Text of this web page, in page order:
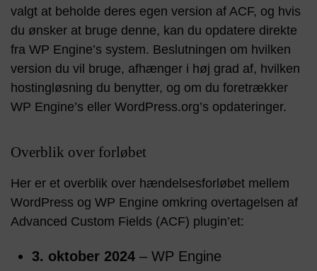
valgt at beholde deres egen version af ACF, og hvis
du ønsker at bruge denne, kan du opdatere direkte
fra WP Engine’s system. Beslutningen om hvilken
version du vil bruge, afhænger i høj grad af, hvilken
hostingløsning du benytter, og om du foretrækker
WP Engine’s eller WordPress.org’s opdateringer​.
Overblik over forløbet
Her er et overblik over hændelsesforløbet mellem
WordPress og WP Engine omkring overtagelsen af
Advanced Custom Fields (ACF) plugin’et:
3. oktober 2024 – WP Engine